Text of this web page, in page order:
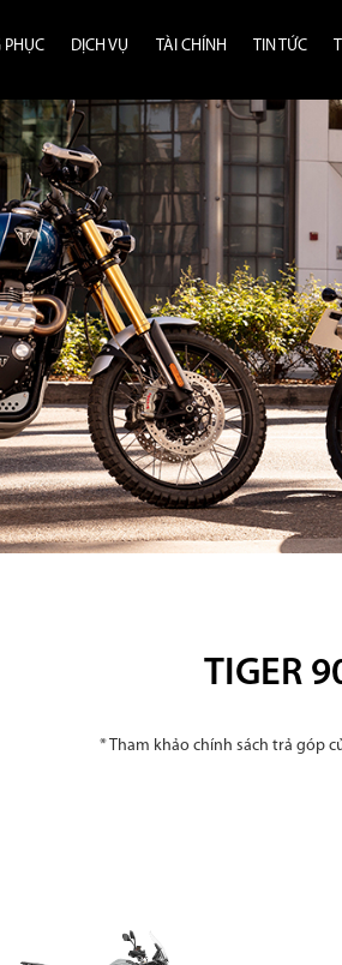
PHỤC DỊCH VỤ TÀI CHÍNH TIN TỨC
TIGER
* Tham khảo chính sách trả góp